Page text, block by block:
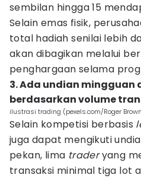
sembilan hingga 15
Selain emas fisik,
total hadiah senilai lebih
akan dibagikan melalui
penghargaan selama
3. Ada undian mingguan
berdasarkan volume
ilustrasi trading (pexels.com/Roger
Selain kompetisi berbasis
juga dapat mengikuti
pekan, lima traderyang
transaksi minimal tiga lot